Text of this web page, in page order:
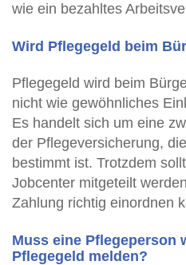
wie ein bezahltes
Wird Pflegegeld beim
Pflegegeld wird beim
nicht wie gewöhnliches
Es handelt sich um eine
der Pflegeversicherung,
bestimmt ist. Trotzdem
Jobcenter mitgeteilt
Zahlung richtig einordnen
Muss eine Pflegeperson
Pflegegeld melden?